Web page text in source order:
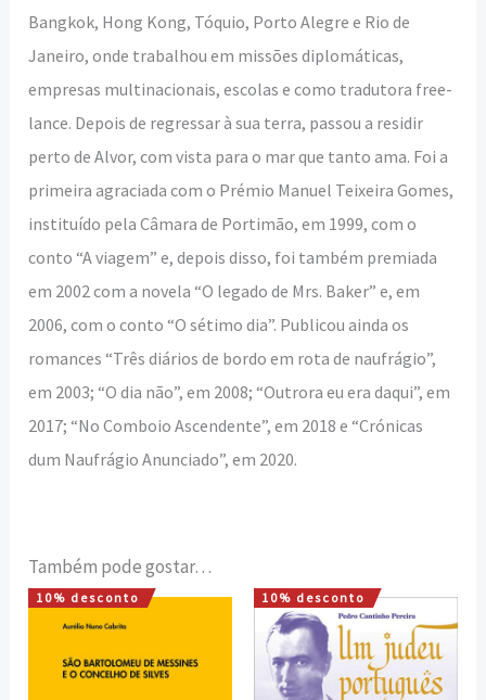
Bangkok, Hong Kong, Tóquio, Porto Alegre e Rio de
Janeiro, onde trabalhou em missões diplomáticas,
empresas multinacionais, escolas e como tradutora free-
lance. Depois de regressar à sua terra, passou a residir
perto de Alvor, com vista para o mar que tanto ama. Foi a
primeira agraciada com o Prémio Manuel Teixeira Gomes,
instituído pela Câmara de Portimão, em 1999, com o
conto “A viagem” e, depois disso, foi também premiada
em 2002 com a novela “O legado de Mrs. Baker” e, em
2006, com o conto “O sétimo dia”. Publicou ainda os
romances “Três diários de bordo em rota de naufrágio”,
em 2003; “O dia não”, em 2008; “Outrora eu era daqui”, em
2017; “No Comboio Ascendente”, em 2018 e “Crónicas
dum Naufrágio Anunciado”, em 2020.
Também pode gostar…
10% desconto
O
preço
era:
O
é:
10% desconto
O
preço
original
era:
20,00 €.
O
atual
é:
18,00 €.